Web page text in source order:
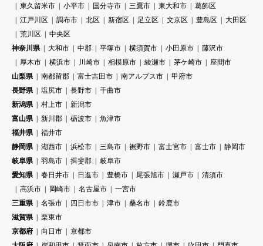
東久留米市
小平市 国分寺市 三鷹市 東大和市
葛飾区
江戸川区
調布市 北区 新宿区 足立区 文京区 豊島区
大田区
荒川区
中央区
神奈川県
大和市 中郡 平塚市 横須賀市 小田原市
藤沢市
厚木市
横浜市 川崎市 相模原市 綾瀬市 茅ケ崎市
座間市
山梨県
南都留郡 富士吉田市 南アルプス市
甲府市
長野県
塩尻市 長野市
千曲市
新潟県
村上市
新潟市
富山県
新川郡 砺波市
魚津市
福井県
福井市
静岡県
湖西市 浜松市 三島市 裾野市 富士宮市 富士市
静岡市
岐阜県
羽島市 揖斐郡
岐阜市
愛知県
春日井市 日進市 豊橋市 尾張旭市 瀬戸市
清須市
高浜市
岡崎市 名古屋市
一宮市
三重県
名張市 四日市市 津市 桑名市
鈴鹿市
滋賀県
栗東市
京都府
向日市
京都市